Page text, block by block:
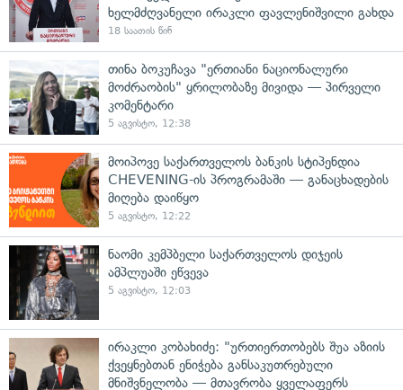
ხელმძღვანელი ირაკლი ფავლენიშვილი გახდა
18 საათის წინ
თინა ბოკუჩავა "ერთიანი ნაციონალური
მოძრაობის" ყრილობაზე მივიდა — პირველი
კომენტარი
5 აგვისტო, 12:38
მოიპოვე საქართველოს ბანკის სტიპენდია
CHEVENING-ის პროგრამაში — განაცხადების
მიღება დაიწყო
5 აგვისტო, 12:22
ნაომი კემპბელი საქართველოს დიჯეის
ამპლუაში ეწვევა
5 აგვისტო, 12:03
ირაკლი კობახიძე: "ურთიერთობებს შუა აზიის
ქვეყნებთან ენიჭება განსაკუთრებული
მნიშვნელობა — მთავრობა ყველაფერს